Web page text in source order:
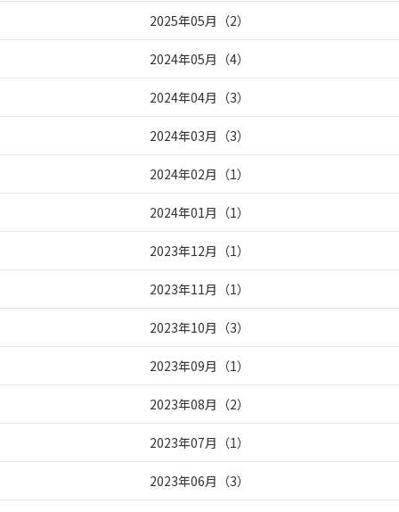
2025年05月 （2）
2024年05月 （4）
2024年04月 （3）
2024年03月 （3）
2024年02月 （1）
2024年01月 （1）
2023年12月 （1）
2023年11月 （1）
2023年10月 （3）
2023年09月 （1）
2023年08月 （2）
2023年07月 （1）
2023年06月 （3）